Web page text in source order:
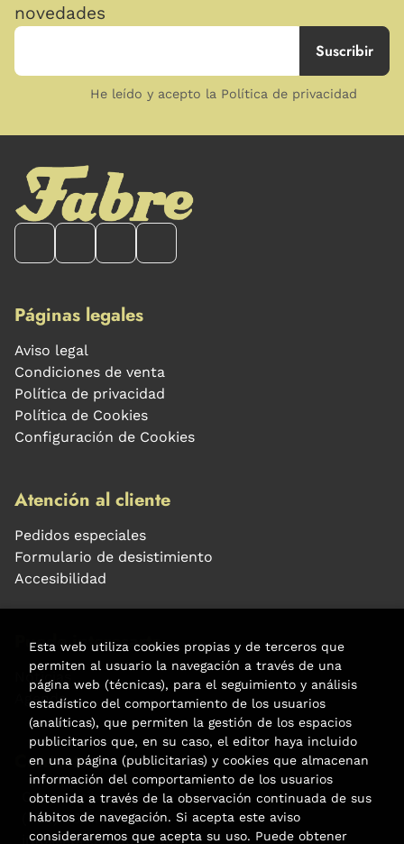
novedades
He leído y acepto la Política de privacidad
Páginas legales
Aviso legal
Condiciones de venta
Política de privacidad
Política de Cookies
Configuración de Cookies
Atención al cliente
Pedidos especiales
Formulario de desistimiento
Accesibilidad
Puede interesarte
Noticias
Agenda
Contacto
Carrer Aribau, 84
(+34) 932 160 225
info@libreriafabre.com
Esta web utiliza cookies propias y de terceros que
permiten al usuario la navegación a través de una
página web (técnicas), para el seguimiento y análisis
estadístico del comportamiento de los usuarios
(analíticas), que permiten la gestión de los espacios
publicitarios que, en su caso, el editor haya incluido
en una página (publicitarias) y cookies que almacenan
información del comportamiento de los usuarios
obtenida a través de la observación continuada de sus
hábitos de navegación. Si acepta este aviso
consideraremos que acepta su uso. Puede obtener